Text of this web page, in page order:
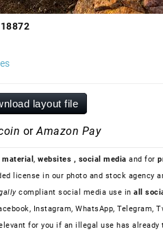
layout file
or Amazon Pay
, websites , social media and for
license in our photo and stock agency
compliant social media use in all
Instagram, WhatsApp, Telegram,
for you if an illegal use has already